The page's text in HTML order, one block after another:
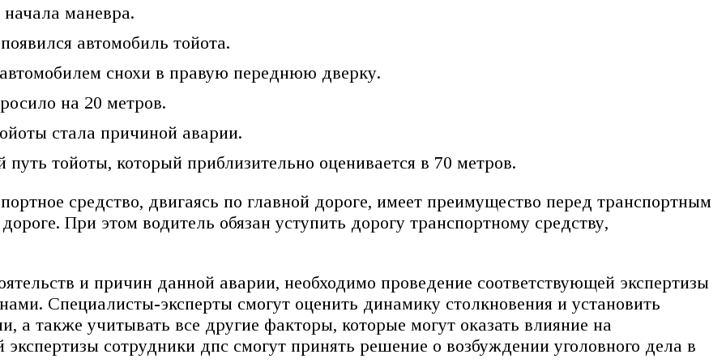
маневра.
автомобиль тойота.
снохи в правую переднюю дверку.
на 20 метров.
стала причиной аварии.
тойоты, который приблизительно оценивается в 70 метров.
средство, двигаясь по главной дороге, имеет преимущество перед транспортным
При этом водитель обязан уступить дорогу транспортному средству,
и причин данной аварии, необходимо проведение соответствующей экспертизы
Специалисты-эксперты смогут оценить динамику столкновения и установить
а также учитывать все другие факторы, которые могут оказать влияние на
сотрудники дпс смогут принять решение о возбуждении уголовного дела в